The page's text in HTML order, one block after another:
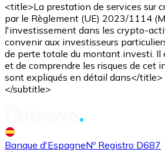
<title>La prestation de services sur
par le Règlement (UE) 2023/1114
l'investissement dans les crypto-
convenir aux investisseurs
de perte totale du montant investi. Il
et de comprendre les risques de cet
sont expliqués en détail dans</
</subtitle>
Banque d'EspagneNº Registro D687